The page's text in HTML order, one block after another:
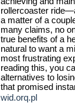
rollercoaster
a matter of a
many claims, no
true benefits of a
natural to want a
most frustrating
reading this, you
alternatives to
that promised
wid.orq.pl